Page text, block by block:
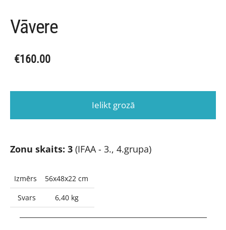
Vāvere
€160.00
Ielikt grozā
Zonu skaits: 3 (IFAA - 3., 4.grupa)
Izmērs
56x48x22 cm
Svars
6,40 kg